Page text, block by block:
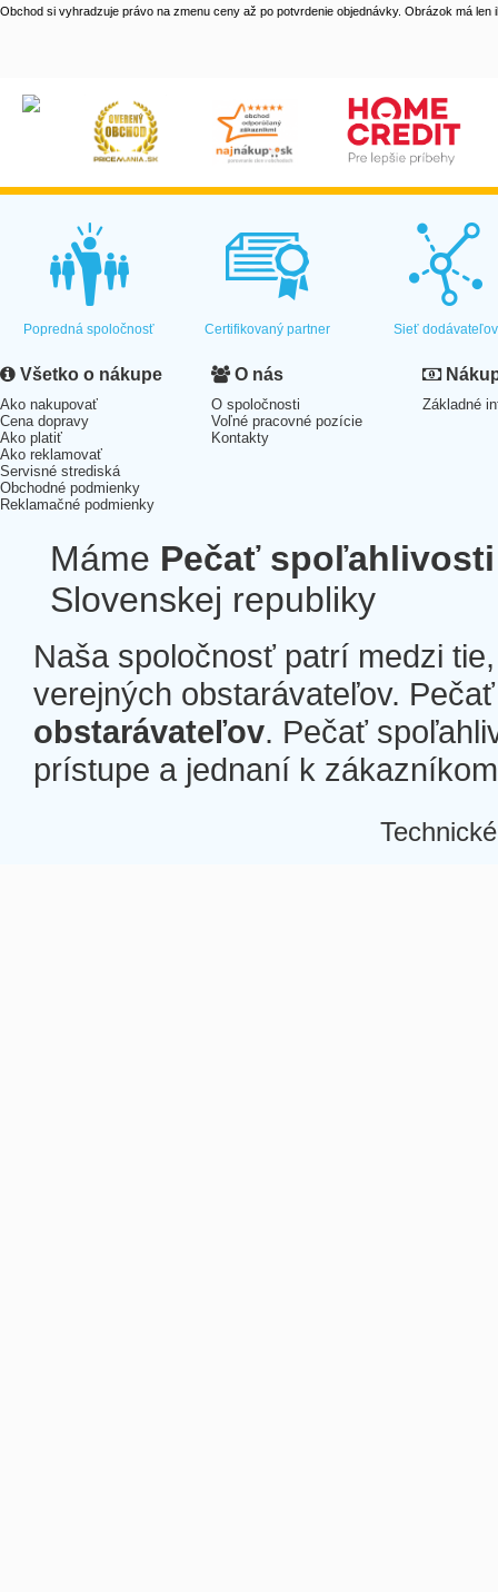
Obchod si vyhradzuje právo na zmenu ceny až po potvrdenie objednávky. Obrázok má len
Popredná spoločnosť Certifikovaný partner Sieť dodávateľov
Všetko o nákupe
Ako nakupovať
Cena dopravy
Ako platiť
Ako reklamovať
Servisné strediská
Obchodné podmienky
Reklamačné podmienky
O nás
O spoločnosti
Voľné pracovné pozície
Kontakty
Základné
Máme Pečať spoľahlivosti
Slovenskej republiky
Naša spoločnosť patrí medzi
verejných obstarávateľov.
obstarávateľov. Pečať
prístupe a jednaní k